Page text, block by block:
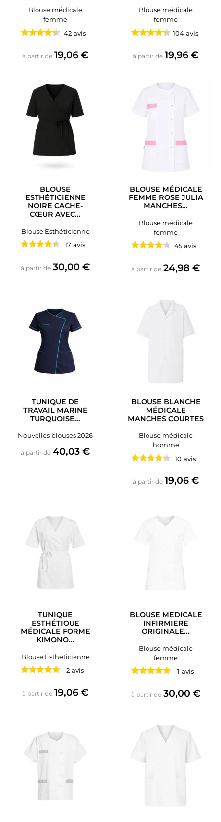
Blouse médicale
femme
42 avis
à partir de Prix
19,06 €
Blouse médicale
femme
104 avis
à partir de Prix
19,96 €
BLOUSE
ESTHÉTICIENNE
NOIRE CACHE-
CŒUR AVEC...
Blouse Esthéticienne
17 avis
à partir de Prix
30,00 €
BLOUSE MÉDICALE
FEMME ROSE JULIA
MANCHES...
Blouse médicale
femme
45 avis
à partir de Prix
24,98 €
TUNIQUE DE
TRAVAIL MARINE
TURQUOISE...
Nouvelles blouses 2026
à partir de Prix
40,03 €
BLOUSE BLANCHE
MÉDICALE
MANCHES COURTES
Blouse médicale
homme
10 avis
à partir de Prix
19,06 €
TUNIQUE
ESTHÉTIQUE
MÉDICALE FORME
KIMONO...
Blouse Esthéticienne
2 avis
à partir de Prix
19,06 €
BLOUSE MEDICALE
INFIRMIERE
ORIGINALE...
Blouse médicale
femme
1 avis
à partir de Prix
30,00 €